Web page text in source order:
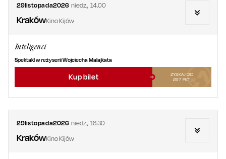
29listopada2026 niedz.,14.00
KrakówKino Kijów
Inteligenci
Spektakl w reżyserii Wojciecha Malajkata
Kup bilet
ZYSKAJ OD
297 PKT
29listopada2026 niedz.,16.30
KrakówKino Kijów